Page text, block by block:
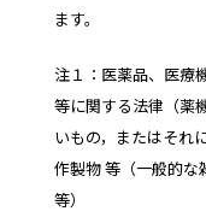
ます。
注１：医薬品、医療
等に関する法律（薬
いもの，またはそれ
作製物 等（一般的な
等）